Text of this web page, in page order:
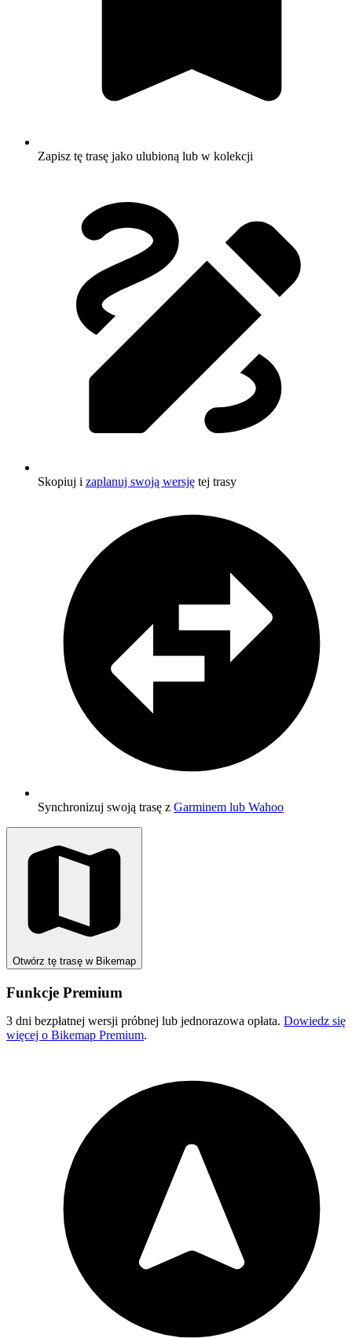
Zapisz tę trasę jako ulubioną lub w kolekcji
Skopiuj i zaplanuj swoją wersję tej trasy
Synchronizuj swoją trasę z Garminem lub Wahoo
Otwórz tę trasę w Bikemap
Funkcje Premium
3 dni bezpłatnej wersji próbnej lub jednorazowa opłata. Dowiedz się
więcej o Bikemap Premium.